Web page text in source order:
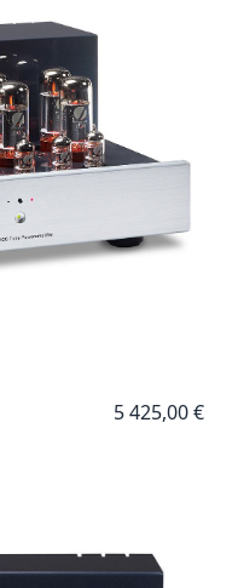
5 425,00 €